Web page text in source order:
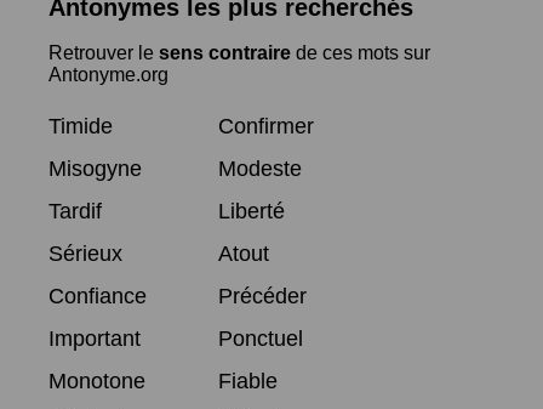
Antonymes les plus recherchés
Retrouver le sens contraire de ces mots sur
Antonyme.org
Timide
Confirmer
Misogyne
Modeste
Tardif
Liberté
Sérieux
Atout
Confiance
Précéder
Important
Ponctuel
Monotone
Fiable